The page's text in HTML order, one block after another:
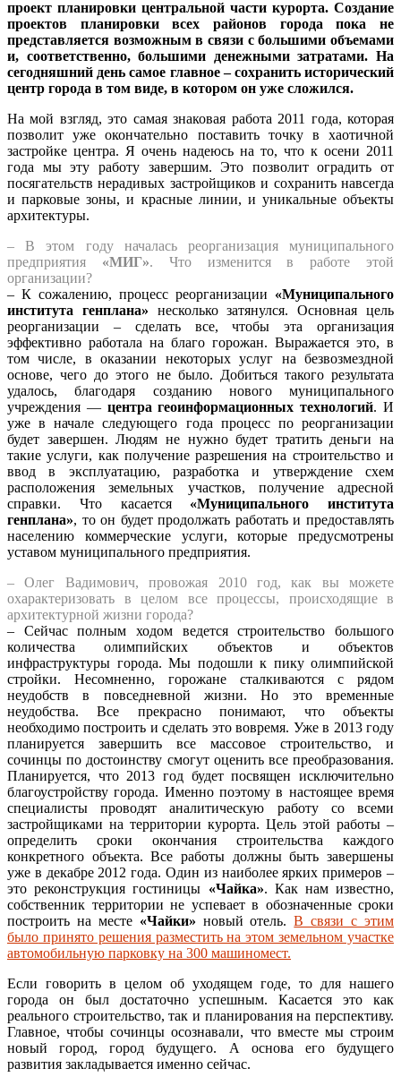
проект планировки центральной части курорта. Создание
проектов планировки всех районов города пока не
представляется возможным в связи с большими объемами
и, соответственно, большими денежными затратами. На
сегодняшний день самое главное – сохранить исторический
центр города в том виде, в котором он уже сложился.
На мой взгляд, это самая знаковая работа 2011 года, которая
позволит уже окончательно поставить точку в хаотичной
застройке центра. Я очень надеюсь на то, что к осени 2011
года мы эту работу завершим. Это позволит оградить от
посягательств нерадивых застройщиков и сохранить навсегда
и парковые зоны, и красные линии, и уникальные объекты
архитектуры.
– В этом году началась реорганизация муниципального
предприятия «МИГ». Что изменится в работе этой
организации?
– К сожалению, процесс реорганизации «Муниципального
института генплана» несколько затянулся. Основная цель
реорганизации – сделать все, чтобы эта организация
эффективно работала на благо горожан. Выражается это, в
том числе, в оказании некоторых услуг на безвозмездной
основе, чего до этого не было. Добиться такого результата
удалось, благодаря созданию нового муниципального
учреждения — центра геоинформационных технологий. И
уже в начале следующего года процесс по реорганизации
будет завершен. Людям не нужно будет тратить деньги на
такие услуги, как получение разрешения на строительство и
ввод в эксплуатацию, разработка и утверждение схем
расположения земельных участков, получение адресной
справки. Что касается «Муниципального института
генплана», то он будет продолжать работать и предоставлять
населению коммерческие услуги, которые предусмотрены
уставом муниципального предприятия.
– Олег Вадимович, провожая 2010 год, как вы можете
охарактеризовать в целом все процессы, происходящие в
архитектурной жизни города?
– Сейчас полным ходом ведется строительство большого
количества олимпийских объектов и объектов
инфраструктуры города. Мы подошли к пику олимпийской
стройки. Несомненно, горожане сталкиваются с рядом
неудобств в повседневной жизни. Но это временные
неудобства. Все прекрасно понимают, что объекты
необходимо построить и сделать это вовремя. Уже в 2013 году
планируется завершить все массовое строительство, и
сочинцы по достоинству смогут оценить все преобразования.
Планируется, что 2013 год будет посвящен исключительно
благоустройству города. Именно поэтому в настоящее время
специалисты проводят аналитическую работу со всеми
застройщиками на территории курорта. Цель этой работы –
определить сроки окончания строительства каждого
конкретного объекта. Все работы должны быть завершены
уже в декабре 2012 года. Один из наиболее ярких примеров –
это реконструкция гостиницы «Чайка». Как нам известно,
собственник территории не успевает в обозначенные сроки
построить на месте «Чайки» новый отель.В связи с этим
было принято решения разместить на этом земельном участке
автомобильную парковку на 300 машиномест.
Если говорить в целом об уходящем годе, то для нашего
города он был достаточно успешным. Касается это как
реального строительство, так и планирования на перспективу.
Главное, чтобы сочинцы осознавали, что вместе мы строим
новый город, город будущего. А основа его будущего
развития закладывается именно сейчас.